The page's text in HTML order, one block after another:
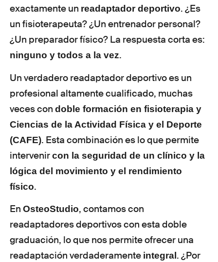
exactamente un readaptador deportivo. ¿Es
un fisioterapeuta? ¿Un entrenador personal?
¿Un preparador físico? La respuesta corta es:
ninguno y todos a la vez.
Un verdadero readaptador deportivo es un
profesional altamente cualificado, muchas
veces con doble formación en fisioterapia y
Ciencias de la Actividad Física y el Deporte
(CAFE). Esta combinación es lo que permite
intervenircon la seguridad de un clínico y la
lógica del movimiento y el rendimiento
físico.
En OsteoStudio, contamos con
readaptadores deportivos con esta doble
graduación, lo que nos permite ofrecer una
readaptación verdaderamente integral . ¿Por